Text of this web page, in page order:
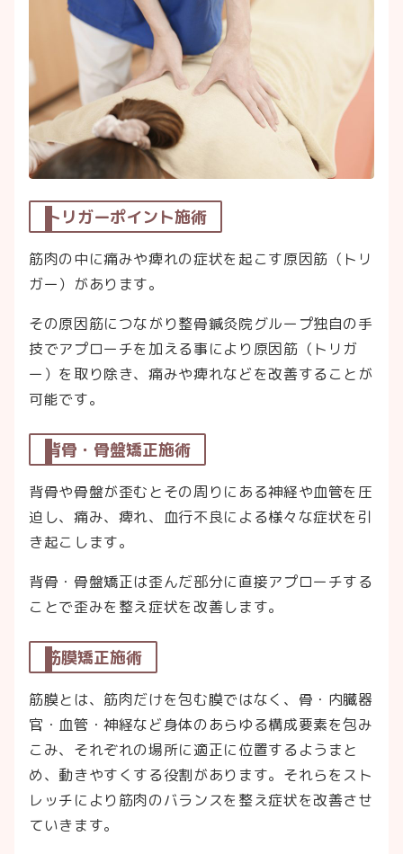
トリガーポイント施術
筋肉の中に痛みや痺れの症状を起こす原因筋（トリ
ガー）があります。
その原因筋につながり整骨鍼灸院グループ独自の手
技でアプローチを加える事により原因筋（トリガ
ー）を取り除き、痛みや痺れなどを改善することが
可能です。
背骨・骨盤矯正施術
背骨や骨盤が歪むとその周りにある神経や血管を圧
迫し、痛み、痺れ、血行不良による様々な症状を引
き起こします。
背骨・骨盤矯正は歪んだ部分に直接アプローチする
ことで歪みを整え症状を改善します。
筋膜矯正施術
筋膜とは、筋肉だけを包む膜ではなく、骨・内臓器
官・血管・神経など身体のあらゆる構成要素を包み
こみ、それぞれの場所に適正に位置するようまと
め、動きやすくする役割があります。それらをスト
レッチにより筋肉のバランスを整え症状を改善させ
ていきます。